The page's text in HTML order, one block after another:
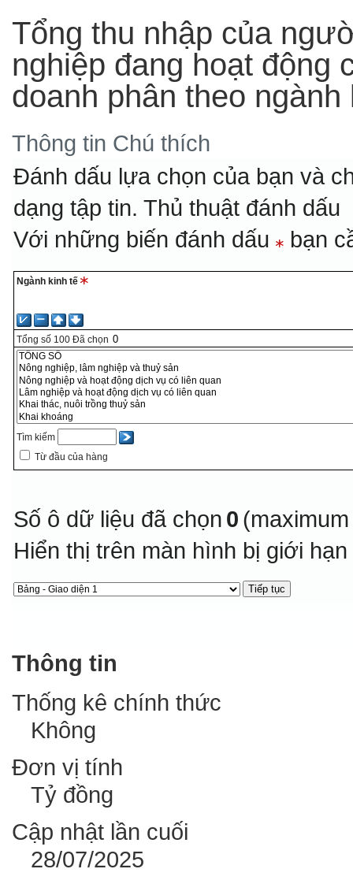
Tổng thu nhập của
nghiệp đang hoạt động
doanh phân theo ngành
Thông tin Chú thích
Đánh dấu lựa chọn của bạn và
dạng tập tin.Thủ thuật đánh dấu
Với những biến đánh dấu bạn
Ngành kinh tế
Tổng số 100 Đã chọn
Tìm kiếm
Từ đầu của hàng
Số ô dữ liệu đã chọn 0
Hiển thị trên màn hình bị giới
Thông tin
Thống kê chính thức
Không
Đơn vị tính
Tỷ đồng
Cập nhật lần cuối
28/07/2025